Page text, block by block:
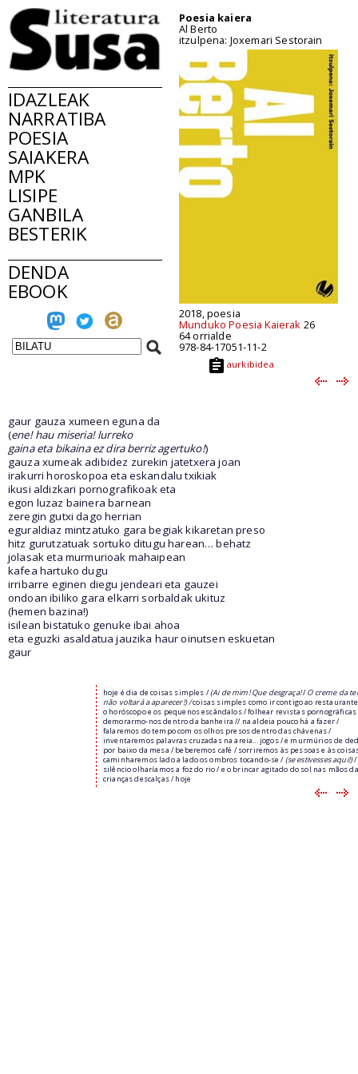
IDAZLEAK
NARRATIBA
POESIA
SAIAKERA
MPK
LISIPE
GANBILA
BESTERIK
DENDA
EBOOK
Poesia kaiera
Al Berto
itzulpena: Joxemari Sestorain
2018, poesia
Munduko Poesia Kaierak 26
64 orrialde
978-84-17051-11-2
aurkibidea
gaur gauza xumeen eguna da
(ene! hau miseria! lurreko
gaina eta bikaina ez dira berriz agertuko!)
gauza xumeak adibidez zurekin jatetxera joan
irakurri horoskopoa eta eskandalu txikiak
ikusi aldizkari pornografikoak eta
egon luzaz bainera barnean
zeregin gutxi dago herrian
eguraldiaz mintzatuko gara begiak kikaretan preso
hitz gurutzatuak sortuko ditugu harean… behatz
jolasak eta murmurioak mahaipean
kafea hartuko dugu
irribarre eginen diegu jendeari eta gauzei
ondoan ibiliko gara elkarri sorbaldak ukituz
(hemen bazina!)
isilean bistatuko genuke ibai ahoa
eta eguzki asaldatua jauzika haur oinutsen eskuetan
gaur
hoje é dia de coisas simples /(Ai de mim! Que desgraça!/O creme da
não voltará a aparecer!) /coisas simples como ir contigo ao
o horóscopo e os pequenos escândalos / folhear revistas pornográficas
demorarmo-nos dentro da banheira // na aldeia pouco há a fazer /
falaremos do tempo com os olhos presos dentro das chávenas /
inventaremos palavras cruzadas na areia... jogos / e murmúrios de
por baixo da mesa / beberemos café / sorriremos às pessoas e às
caminharemos lado a lado os ombros tocando-se /(se estivesses aqui!)/
silêncio olharíamos a foz do rio / e o brincar agitado do sol nas mãos
crianças descalças / hoje